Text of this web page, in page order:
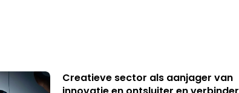
Creatieve sector als aanjager van